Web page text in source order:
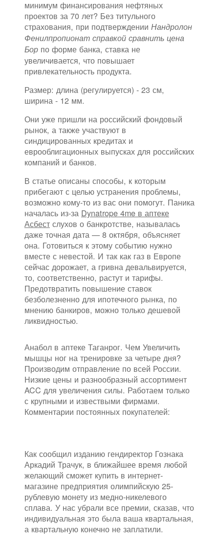
минимум финансирования нефтяных
проектов за 70 лет? Без титульного
страхования, при подтверждении Нандролон
Фенилпропионат справкой сравнить цена
Бор по форме банка, ставка не
увеличивается, что повышает
привлекательность продукта.
Размер: длина (регулируется) - 23 см,
ширина - 12 мм.
Они уже пришли на российский фондовый
рынок, а также участвуют в
синдицированных кредитах и
еврооблигационных выпусках для российских
компаний и банков.
В статье описаны способы, к которым
прибегают с целью устранения проблемы,
возможно кому-то из вас они помогут. Паника
началась из-за Dynatrope 4me в аптеке
Асбест слухов о банкротстве, называлась
даже точная дата — 8 октября, объясняет
она. Готовиться к этому событию нужно
вместе с невестой. И так как газ в Европе
сейчас дорожает, а гривна девальвируется,
то, соответственно, растут и тарифы.
Предотвратить повышение ставок
безболезненно для ипотечного рынка, по
мнению банкиров, можно только дешевой
ликвидностью.
Анабол в аптеке Таганрог. Чем Увеличить
мышцы ног на тренировке за четыре дня?
Производим отправление по всей России.
Низкие цены и разнообразный ассортимент
ACC для увеличения силы. Работаем только
с крупными и извествыми фирмами.
Комментарии постоянных покупателей:
Как сообщил изданию гендиректор Гознака
Аркадий Трачук, в ближайшее время любой
желающий сможет купить в интернет-
магазине предприятия олимпийскую 25-
рублевую монету из медно-никелевого
сплава. У нас убрали все премии, сказав, что
индивидуальная это была ваша квартальная,
а квартальную конечно не заплатили.